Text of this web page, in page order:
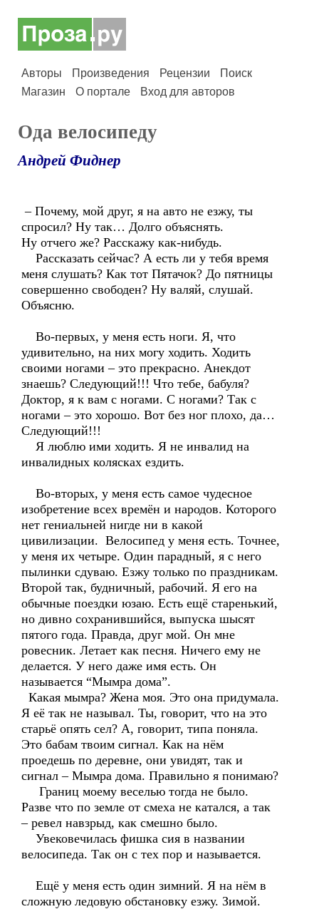
Авторы Произведения Рецензии
Поиск
Магазин
О портале Вход для авторов
Ода велосипеду
Андрей Фиднер
– Почему, мой друг, я на авто не езжу, ты
спросил? Ну так… Долго объяснять.
Ну отчего же? Расскажу как-нибудь.
Рассказать сейчас? А есть ли у тебя время
меня слушать? Как тот Пятачок? До пятницы
совершенно свободен? Ну валяй, слушай.
Объясню.
Во-первых, у меня есть ноги. Я, что
удивительно, на них могу ходить. Ходить
своими ногами – это прекрасно. Анекдот
знаешь? Следующий!!! Что тебе, бабуля?
Доктор, я к вам с ногами. С ногами? Так с
ногами – это хорошо. Вот без ног плохо, да…
Следующий!!!
Я люблю ими ходить. Я не инвалид на
инвалидных колясках ездить.
Во-вторых, у меня есть самое чудесное
изобретение всех времён и народов. Которого
нет гениальней нигде ни в какой
цивилизации. Велосипед у меня есть. Точнее,
у меня их четыре. Один парадный, я с него
пылинки сдуваю. Езжу только по праздникам.
Второй так, будничный, рабочий. Я его на
обычные поездки юзаю. Есть ещё старенький,
но дивно сохранившийся, выпуска шысят
пятого года. Правда, друг мой. Он мне
ровесник. Летает как песня. Ничего ему не
делается. У него даже имя есть. Он
называется “Мымра дома”.
Какая мымра? Жена моя. Это она придумала.
Я её так не называл. Ты, говорит, что на это
старьё опять сел? А, говорит, типа поняла.
Это бабам твоим сигнал. Как на нём
проедешь по деревне, они увидят, так и
сигнал – Мымра дома. Правильно я понимаю?
Границ моему веселью тогда не было.
Разве что по земле от смеха не катался, а так
– ревел навзрыд, как смешно было.
Увековечилась фишка сия в названии
велосипеда. Так он с тех пор и называется.
Ещё у меня есть один зимний. Я на нём в
сложную ледовую обстановку езжу. Зимой.